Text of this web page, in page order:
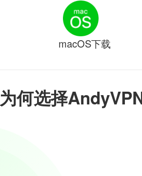
为何选择
macOS下载